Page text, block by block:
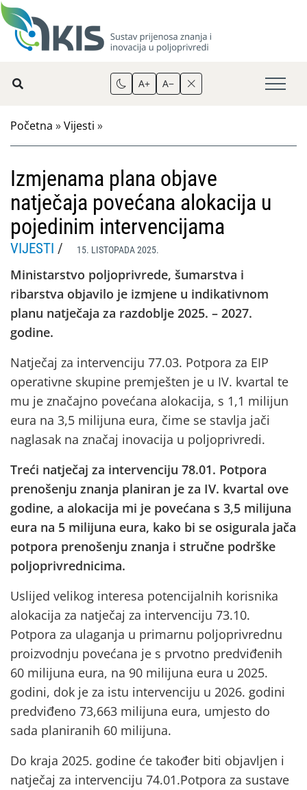
A+ A−
Početna »Vijesti »
Izmjenama plana objave
natječaja povećana alokacija u
pojedinim intervencijama
VIJESTI / 15. LISTOPADA 2025.
Ministarstvo poljoprivrede, šumarstva i
ribarstva objavilo je izmjene u indikativnom
planu natječaja za razdoblje 2025. – 2027.
godine.
Natječaj za intervenciju 77.03. Potpora za EIP
operativne skupine premješten je u IV. kvartal te
mu je značajno povećana alokacija, s 1,1 milijun
eura na 3,5 milijuna eura, čime se stavlja jači
naglasak na značaj inovacija u poljoprivredi.
Treći natječaj za intervenciju 78.01. Potpora
prenošenju znanja planiran je za IV. kvartal ove
godine, a alokacija mi je povećana s 3,5 milijuna
eura na 5 milijuna eura, kako bi se osigurala jača
potpora prenošenju znanja i stručne podrške
poljoprivrednicima.
Uslijed velikog interesa potencijalnih korisnika
alokacija za natječaj za intervenciju 73.10.
Potpora za ulaganja u primarnu poljoprivrednu
proizvodnju povećana je s prvotno predviđenih
60 milijuna eura, na 90 milijuna eura u 2025.
godini, dok je za istu intervenciju u 2026. godini
predviđeno 73,663 milijuna eura, umjesto do
sada planiranih 60 milijuna.
Do kraja 2025. godine će također biti objavljen i
natječaj za intervenciju 74.01.Potpora za sustave